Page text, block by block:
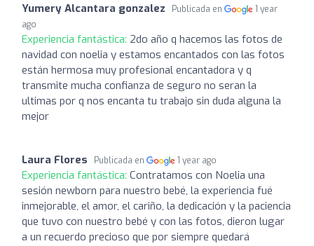
Yumery Alcantara gonzalez Publicada en
1 year
ago
Experiencia fantástica: 2do año q hacemos las fotos de
navidad con noelia y estamos encantados con las fotos
están hermosa muy profesional encantadora y q
transmite mucha confianza de seguro no seran la
ultimas por q nos encanta tu trabajo sin duda alguna la
mejor
Laura Flores Publicada en 1 year ago
Experiencia fantástica: Contratamos con Noelia una
sesión newborn para nuestro bebé, la experiencia fué
inmejorable, el amor, el cariño, la dedicación y la paciencia
que tuvo con nuestro bebé y con las fotos, dieron lugar
a un recuerdo precioso que por siempre quedará